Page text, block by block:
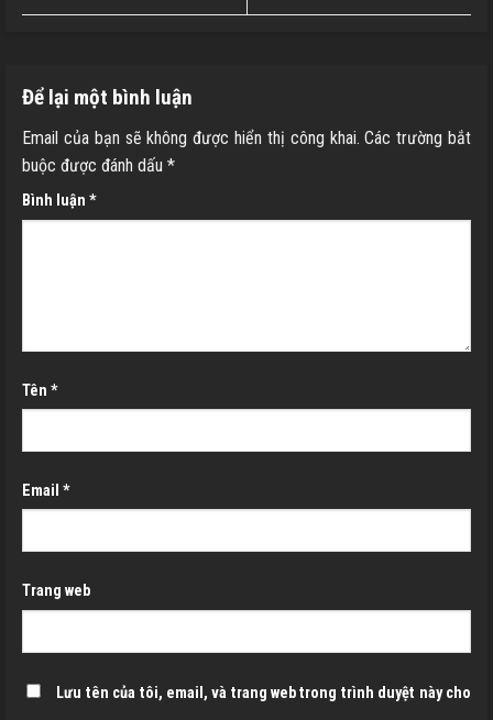
Để lại một bình luận
Email của bạn sẽ không được hiển thị công khai. Các trường bắt
buộc được đánh dấu *
Bình luận *
Tên *
Email *
Trang web
Lưu tên của tôi, email, và trang web trong trình duyệt này cho